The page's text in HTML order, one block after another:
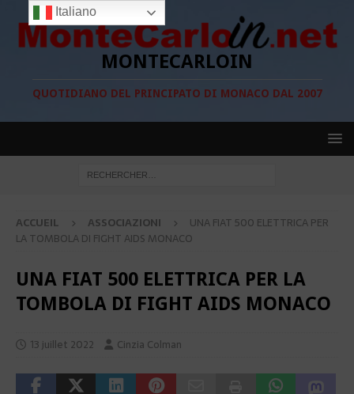
MONTECARLOIN
QUOTIDIANO DEL PRINCIPATO DI MONACO DAL 2007
ACCUEIL ASSOCIAZIONI
UNA FIAT 500 ELETTRICA PER
LA TOMBOLA DI FIGHT AIDS MONACO
UNA FIAT 500 ELETTRICA PER LA
TOMBOLA DI FIGHT AIDS MONACO
13 juillet 2022 Cinzia Colman
Italiano